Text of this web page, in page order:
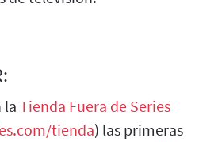
laTienda Fuera de Series
tienda) las primeras